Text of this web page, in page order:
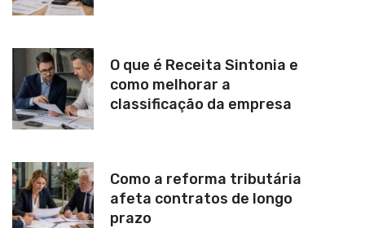
O que é Receita Sintonia e
como melhorar a
classificação da empresa
Como a reforma tributária
afeta contratos de longo
prazo